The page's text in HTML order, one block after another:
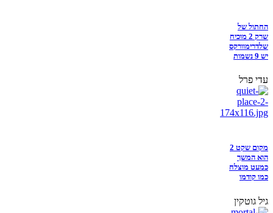
החתול של
שרק 2 מוכיח
שלדרימוורקס
יש 9 נשמות
עדי פרל
מקום שקט 2
הוא המשך
כמעט מוצלח
כמו קודמו
גיל גוטקין